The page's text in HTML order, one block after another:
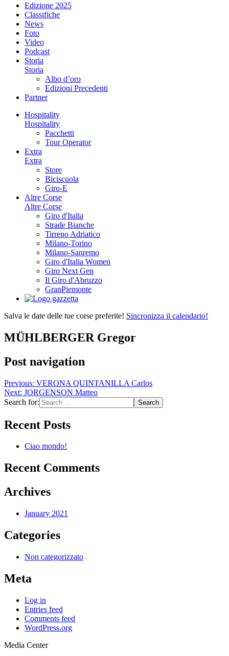
Edizione 2025
Classifiche
News
Foto
Video
Podcast
Storia
Storia
Albo d’oro
Edizioni Precedenti
Partner
Hospitality
Hospitality
Pacchetti
Tour Operator
Extra
Extra
Store
Biciscuola
Giro-E
Altre Corse
Altre Corse
Giro d'Italia
Strade Bianche
Tirreno Adriatico
Milano-Torino
Milano-Sanremo
Giro d'Italia Women
Giro Next Gen
Il Giro d'Abruzzo
GranPiemonte
Salva le date delle tue corse preferite! Sincronizza il calendario!
MÜHLBERGER Gregor
Post navigation
Previous: VERONA QUINTANILLA Carlos
Next: JORGENSON Matteo
Search for:
Recent Posts
Ciao mondo!
Recent Comments
Archives
January 2021
Categories
Non categorizzato
Meta
Log in
Entries feed
Comments feed
WordPress.org
Media Center